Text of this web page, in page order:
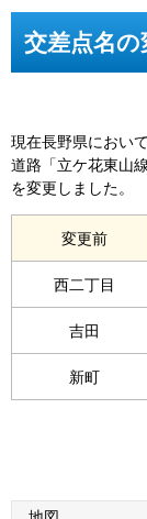
交差点名
現在長野県におい
道路「立ケ花東山
を変更しました。
変更前
西二丁目
吉田
新町